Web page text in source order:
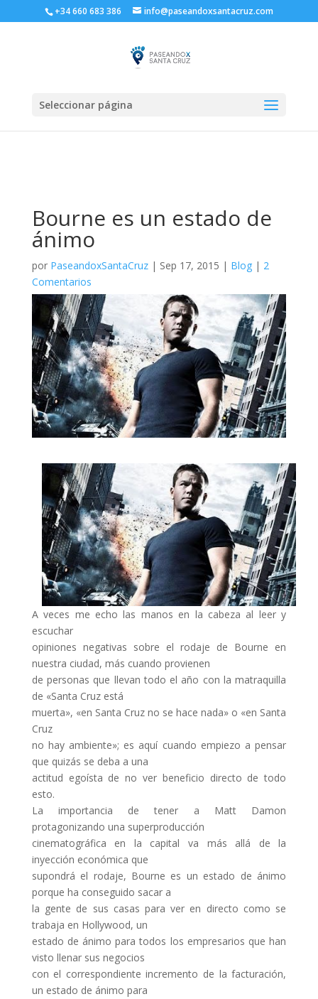
+34 660 683 386 info@paseandoxsantacruz.com
Seleccionar página
Bourne es un estado de
ánimo
por PaseandoxSantaCruz| Sep 17, 2015 | Blog| 2
Comentarios
A veces me echo las manos en la cabeza al leer y
escuchar
opiniones negativas sobre el rodaje de Bourne en
nuestra ciudad, más cuando provienen
de personas que llevan todo el año con la matraquilla
de «Santa Cruz está
muerta», «en Santa Cruz no se hace nada» o «en Santa
Cruz
no hay ambiente»; es aquí cuando empiezo a pensar
que quizás se deba a una
actitud egoísta de no ver beneficio directo de todo
esto.
La importancia de tener a Matt Damon
protagonizando una superproducción
cinematográfica en la capital va más allá de la
inyección económica que
supondrá el rodaje, Bourne es un estado de ánimo
porque ha conseguido sacar a
la gente de sus casas para ver en directo como se
trabaja en Hollywood, un
estado de ánimo para todos los empresarios que han
visto llenar sus negocios
con el correspondiente incremento de la facturación,
un estado de ánimo para